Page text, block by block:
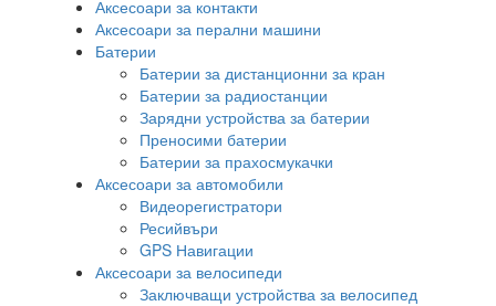
Аксесоари за контакти
Аксесоари за перални машини
Батерии
Батерии за дистанционни за кран
Батерии за радиостанции
Зарядни устройства за батерии
Преносими батерии
Батерии за прахосмукачки
Аксесоари за автомобили
Видеорегистратори
Ресийвъри
GPS Навигации
Аксесоари за велосипеди
Заключващи устройства за велосипед